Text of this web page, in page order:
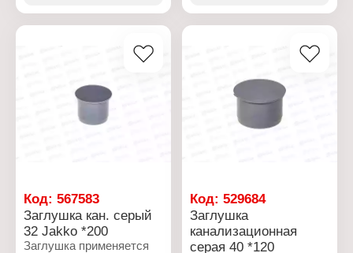
других водоразборных
Характеристики:
Артикул: 101074020K
Цвет: белый
других водоразборных
Характеристики:
Артикул: 101075025K
Цвет: белый
Код: 567583
Заглушка кан. серый
32 Jakko *200
Заглушка применяется
Код:529684
Заглушка
канализационная
серая 40 *120